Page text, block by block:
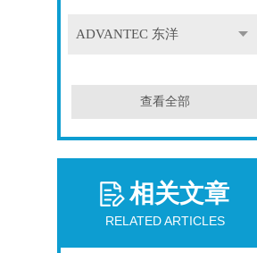
ADVANTEC 东洋
查看全部
相关文章
RELATED ARTICLES